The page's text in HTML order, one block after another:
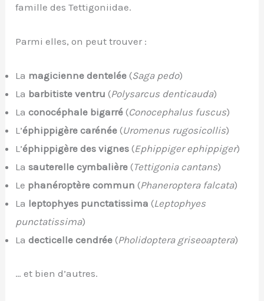
famille des Tettigoniidae.
Parmi elles, on peut trouver :
La magicienne dentelée (Saga pedo)
La barbitiste ventru (Polysarcus denticauda)
Laconocéphale bigarré (Conocephalus fuscus)
L’éphippigère carénée (Uromenus rugosicollis)
L’éphippigère des vignes (Ephippiger ephippiger)
Lasauterelle cymbalière (Tettigonia cantans)
Le phanéroptère commun (Phaneroptera falcata)
La leptophyes punctatissima (Leptophyes
punctatissima)
Ladecticelle cendrée (Pholidoptera griseoaptera)
… et bien d’autres.